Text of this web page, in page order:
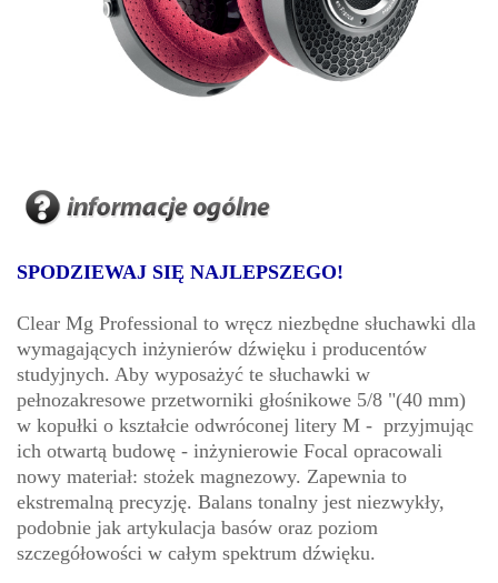
SPODZIEWAJ SIĘ NAJLEPSZEGO!
Clear Mg Professional to wręcz niezbędne słuchawki dla
wymagających inżynierów dźwięku i producentów
studyjnych. Aby wyposażyć te słuchawki w
pełnozakresowe przetworniki głośnikowe 5/8 "(40 mm)
w kopułki o kształcie odwróconej litery M - przyjmując
ich otwartą budowę - inżynierowie Focal opracowali
nowy materiał: stożek magnezowy. Zapewnia to
ekstremalną precyzję. Balans tonalny jest niezwykły,
podobnie jak artykulacja basów oraz poziom
szczegółowości w całym spektrum dźwięku.